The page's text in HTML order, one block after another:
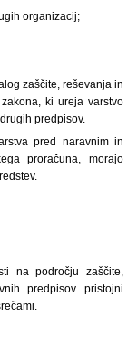
organizacij;
zaščite, reševanja in
ki ureja varstvo
predpisov.
pred naravnim in
proračuna, morajo
na področju zaščite,
predpisov pristojni